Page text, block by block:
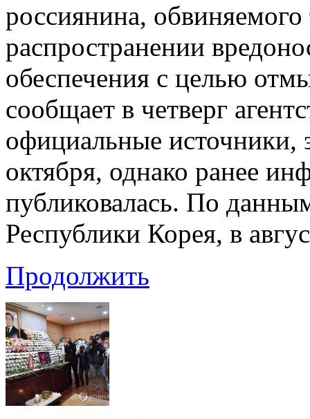
россиянина, обвиняемого
распространении
обеспечения с целью
сообщает в четверг
официальные источники,
октября, однако ранее
публиковалась. По
Республики Корея, в
Продолжить